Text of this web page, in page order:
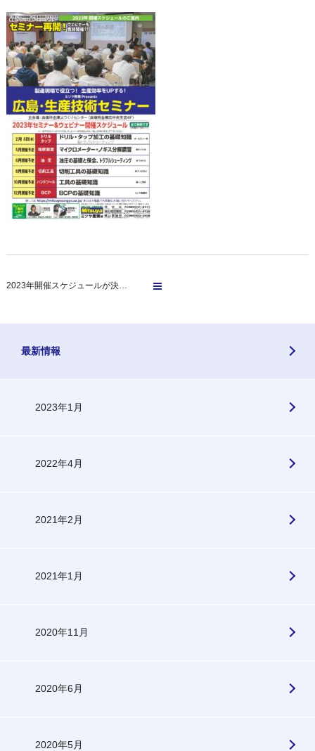
最新情報
2023年1月
2022年4月
2021年2月
2021年1月
2020年11月
2020年6月
2020年5月
2023年開催スケジュールが決…